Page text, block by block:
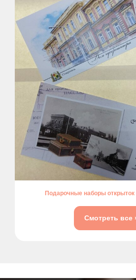
Подарочные наборы открыток
Смотреть все ›